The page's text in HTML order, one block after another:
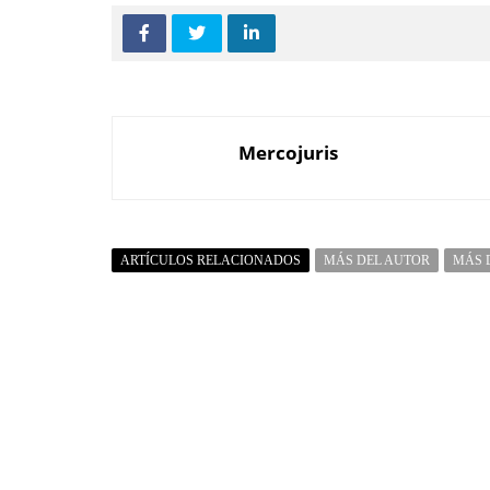
Mercojuris
ARTÍCULOS RELACIONADOS MÁS DEL AUTOR MÁS